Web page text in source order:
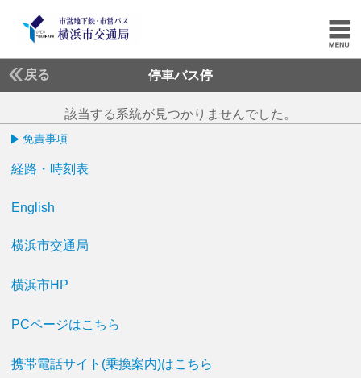
戻る 停車バス停
該当する系統が見つかりませんでした。
免責事項
経路・時刻表
English
横浜市交通局
横浜市HP
PCページはこちら
携帯電話サイト(乗換案内)はこちら